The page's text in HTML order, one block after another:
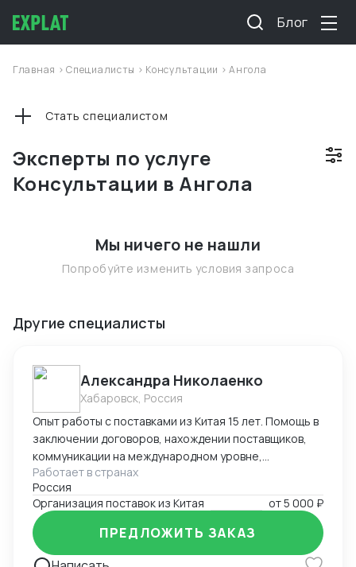
Блог
Главная >Специалисты > Консультации >Ангола
Эксперты по услуге
Консультации в Ангола
Стать специалистом
Мы ничего не нашли
Попробуйте изменить условия запроса
Другие специалисты
Александра Николаенко
Хабаровск, Россия
Опыт работы с поставками из Китая 15 лет. Помощь в
заключении договоров, нахождении поставщиков,
коммуникации на международном уровне,
понимание рынка, хорошие связи в Китае. Помощь в
организации Доставки. Склады в разных городах
Китая ( Гуанчжоу, суйфеньхе, фуюань) , проверенные
китайские посредники. ЗАВОЗ груза через Москву ,
Владивосток, Уссурийск.
Работает в странах
Россия
Организация поставок из Китая
от5 000 ₽
ПРЕДЛОЖИТЬ ЗАКАЗ